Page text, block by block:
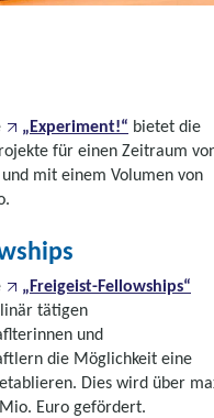
„Experiment!“ bietet die
für einen Zeitraum
mit einem Volumen von
„Freigeist-Fellowships“
tätigen
und
die Möglichkeit eine
Dies wird über
Euro gefördert.